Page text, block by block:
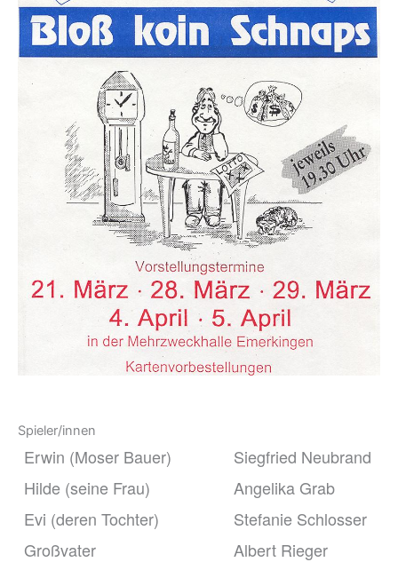
Spieler/innen
Erwin (Moser Bauer)
Siegfried Neubrand
Hilde (seine Frau)
Angelika Grab
Evi (deren Tochter)
Stefanie Schlosser
Großvater
Albert Rieger